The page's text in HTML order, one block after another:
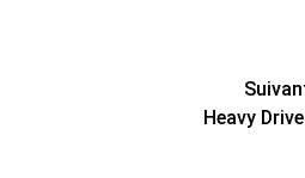
Heavy